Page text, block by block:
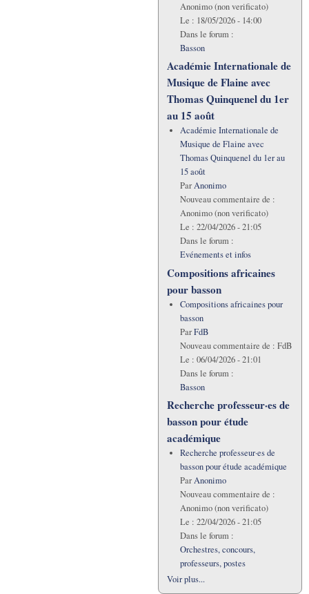
Anonimo (non verificato)
Le : 18/05/2026 - 14:00
Dans le forum :
Basson
Académie Internationale de
Musique de Flaine avec
Thomas Quinquenel du 1er
au 15 août
Académie Internationale de
Musique de Flaine avec
Thomas Quinquenel du 1er au
15 août
ParAnonimo
Nouveau commentaire de :
Anonimo (non verificato)
Le : 22/04/2026 - 21:05
Dans le forum :
Evénements et infos
Compositions africaines
pour basson
Compositions africaines pour
basson
ParFdB
Nouveau commentaire de : FdB
Le : 06/04/2026 - 21:01
Dans le forum :
Basson
Recherche professeur·es de
basson pour étude
académique
Recherche professeur·es de
basson pour étude académique
ParAnonimo
Nouveau commentaire de :
Anonimo (non verificato)
Le : 22/04/2026 - 21:05
Dans le forum :
Orchestres, concours,
professeurs, postes
Voir plus...